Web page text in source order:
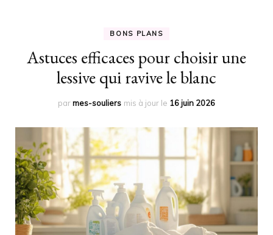
BONS PLANS
Astuces efficaces pour choisir une
lessive qui ravive le blanc
parmes-souliers mis à jour le 16 juin 2026